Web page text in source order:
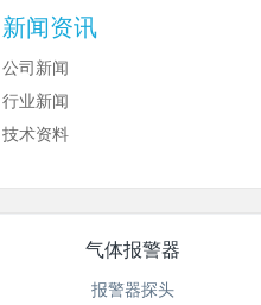
新闻资讯
公司新闻
行业新闻
技术资料
气体报警器
报警器探头